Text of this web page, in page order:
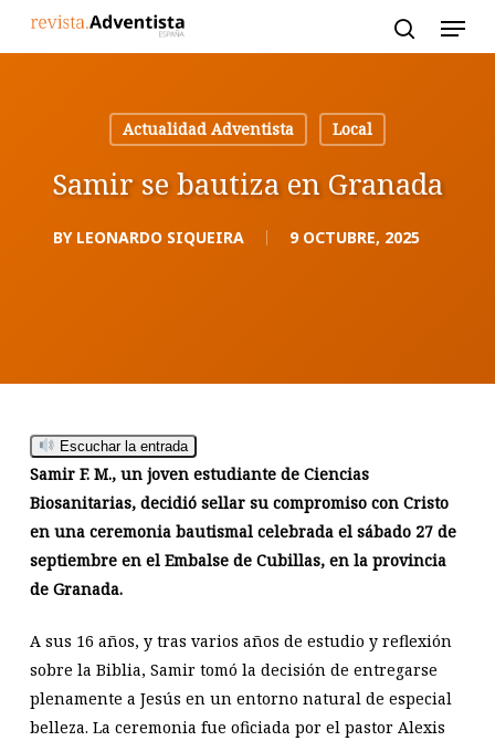
Actualidad Adventista
Local
Samir se bautiza en Granada
BY LEONARDO SIQUEIRA 9 OCTUBRE, 2025
Escuchar la entrada
Samir F. M., un joven estudiante de Ciencias
Biosanitarias, decidió sellar su compromiso con Cristo
en una ceremonia bautismal celebrada el sábado 27 de
septiembre en el Embalse de Cubillas, en la provincia
de Granada.
A sus 16 años, y tras varios años de estudio y reflexión
sobre la Biblia, Samir tomó la decisión de entregarse
plenamente a Jesús en un entorno natural de especial
belleza. La ceremonia fue oficiada por el pastor Alexis